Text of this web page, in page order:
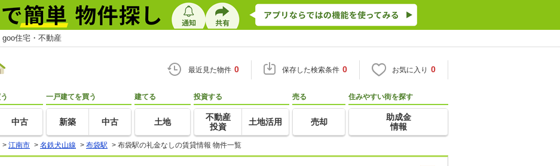
住宅・不動産
最近見た物件 0 保存した検索条件 0 お気に入り 0
中古
一戸建てを買う
新築 中古
建てる
土地
投資する
不動産
投資
土地活用
売る
売却
住みやすい街を探す
助成金
情報
> 江南市 > 名鉄犬山線 > 布袋駅 > 布袋駅の礼金なしの賃貸情報 物件一覧